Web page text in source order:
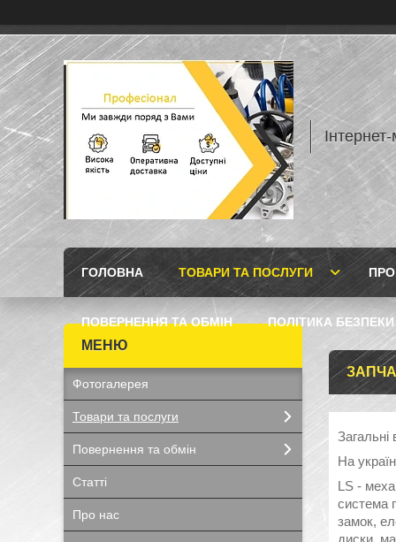
ГОЛОВНА ТОВАРИ ТА ПОСЛУГИ
ПОВЕРНЕННЯ ТА ОБМІН ПОЛІТИКА БЕЗПЕКИ
Загальні
На
LS -
система
замок,
диски,
Фотогалерея
Товари та послуги
Повернення та обмін
Статті
Про нас